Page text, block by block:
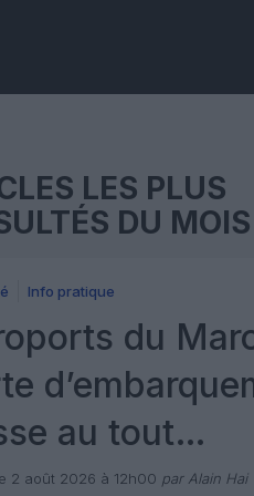
LES PLUS
DU MOIS
Info pratique
du
au tout
avec
2 août 2026 à 12h00 par Alain Hai